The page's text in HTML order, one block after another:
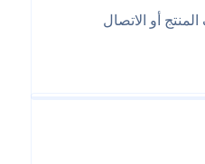
أو الاتصال